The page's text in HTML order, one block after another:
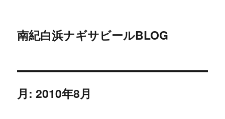
南紀白浜ナギサビールBLOG
月:2010年8月